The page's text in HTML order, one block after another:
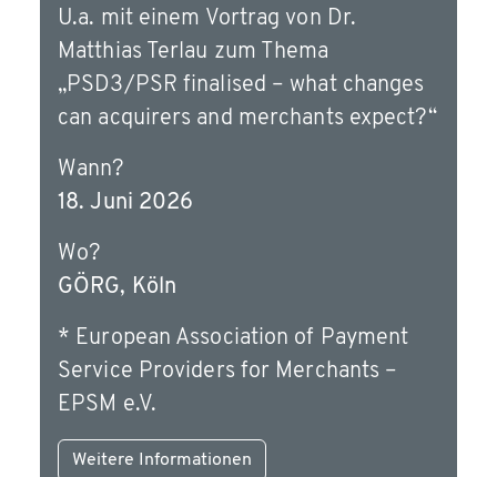
U.a. mit einem Vortrag von Dr.
Matthias Terlau zum Thema
„PSD3/PSR finalised – what changes
can acquirers and merchants expect?“
Wann?
18. Juni 2026
Wo?
GÖRG, Köln
* European Association of Payment
Service Providers for Merchants –
EPSM e.V.
Weitere Informationen